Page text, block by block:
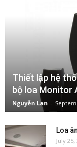
Thiết lập hệ
bộ loa Monitor
Nguyễn Lan -
Loa
July 25,